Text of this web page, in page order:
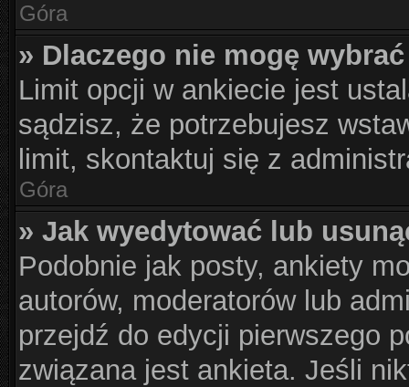
Góra
» Dlaczego nie mogę
Limit opcji w ankiecie jest
sądzisz, że potrzebujesz
limit, skontaktuj się z
Góra
» Jak wyedytować lub
Podobnie jak posty, ankiety
autorów, moderatorów lub
przejdź do edycji pierwszego
związana jest ankieta. Jeśli